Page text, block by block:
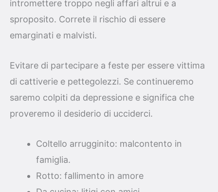
intromettere troppo negli affari altrui e a
sproposito. Correte il rischio di essere
emarginati e malvisti.
Evitare di partecipare a feste per essere vittima
di cattiverie e pettegolezzi. Se continueremo
saremo colpiti da depressione e significa che
proveremo il desiderio di ucciderci.
Coltello arrugginito: malcontento in
famiglia.
Rotto: fallimento in amore